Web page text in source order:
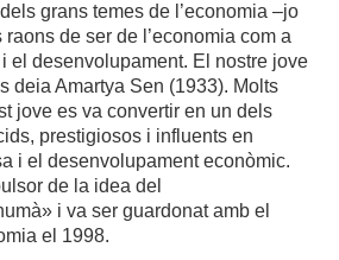
grans temes de l’economia –jo
de ser de l’economia com a
el desenvolupament. El nostre jove
deia Amartya Sen (1933). Molts
jove es va convertir en un dels
prestigiosos i influents en
i el desenvolupament econòmic.
de la idea del
i va ser guardonat amb el
el 1998.